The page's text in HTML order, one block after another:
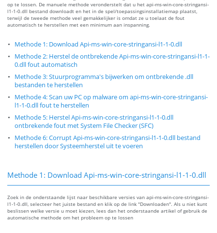
op te lossen. De manuele methode veronderstelt dat u het api-ms-win-core-stringansi-
l1-1-0.dll bestand downloadt en het in de spel/toepassingsinstallatiemap plaatst,
terwijl de tweede methode veel gemakkelijker is omdat ze u toelaat de fout
automatisch te herstellen met een minimum aan inspanning.
Methode 1: Download Api-ms-win-core-stringansi-l1-1-0.dll
Methode 2: Herstel de ontbrekende Api-ms-win-core-stringansi-l1-1-
0.dll fout automatisch
Methode 3: Stuurprogramma's bijwerken om ontbrekende .dll
bestanden te herstellen
Methode 4: Scan uw PC op malware om api-ms-win-core-stringansi-
l1-1-0.dll fout te herstellen
Methode 5: Herstel Api-ms-win-core-stringansi-l1-1-0.dll
ontbrekende fout met System File Checker (SFC)
Methode 6: Corrupt Api-ms-win-core-stringansi-l1-1-0.dll bestand
herstellen door Systeemherstel uit te voeren
Methode 1: Download Api-ms-win-core-stringansi-l1-1-0.dll
Zoek in de onderstaande lijst naar beschikbare versies van api-ms-win-core-stringansi-
l1-1-0.dll, selecteer het juiste bestand en klik op de link "Downloaden". Als u niet kunt
beslissen welke versie u moet kiezen, lees dan het onderstaande artikel of gebruik de
automatische methode om het probleem op te lossen